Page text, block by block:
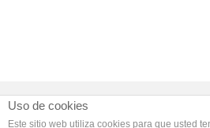
Copyright 2015 Lema Traductores
reservados | Aviso legal|
Uso de cookies
Este sitio web utiliza cookies para que usted